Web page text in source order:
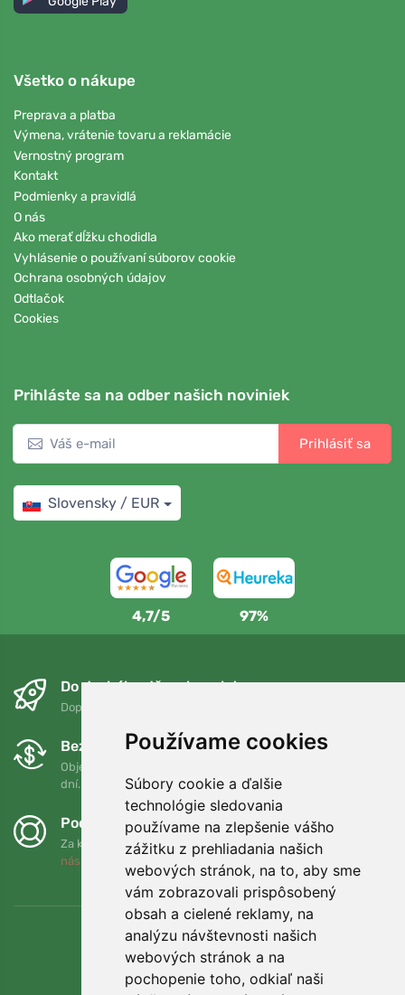
Používame cookies
Súbory cookie a ďalšie
technológie sledovania
používame na zlepšenie vášho
zážitku z prehliadania našich
webových stránok, na to, aby sme
vám zobrazovali prispôsobený
obsah a cielené reklamy, na
analýzu návštevnosti našich
webových stránok a na
pochopenie toho, odkiaľ naši
Všetko o nákupe
Preprava a platba
Výmena, vrátenie tovaru a reklamácie
Vernostný program
Kontakt
Podmienky a pravidlá
O nás
Ako merať dĺžku chodidla
Vyhlásenie o používaní súborov cookie
Ochrana osobných údajov
Odtlačok
Cookies
Prihláste sa na odber našich noviniek
Prihlásiť sa
Slovensky / EUR
4,7/5 97%
Do druhého dňa a bezplatne
Doprava zadarmo pri objednávkach nad 75 EUR
Bezplatná výmena a vrátenie tovaru
Objednávku môžete kedykoľvek vrátiť alebo vymeniť do 90
dní.
Podporujeme Trees.org
Za každú objednávku zasadíme strom! Prečítajte si viac
nás